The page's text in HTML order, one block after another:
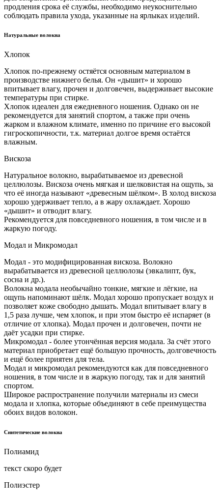
продления срока её службы, необходимо неукоснительно
соблюдать правила ухода, указанные на ярлыках изделий.
Натуральные волокна
Хлопок
Хлопок по-прежнему остяётся основным материалом в
производстве нижнего белья. Он «дышит» и хорошо
впитывает влагу, прочен и долговечен, выдерживает высокие
температуры при стирке.
Хлопок идеален для ежедневного ношения. Однако он не
рекомендуется для занятий спортом, а также при очень
жарком и влажном климате, именно по причине его высокой
гигроскопичности, т.к. материал долгое время остаётся
влажным.
Вискоза
Натуральное волокно, вырабатываемое из древесной
целлюлозы. Вискоза очень мягкая и шелковистая на ощупь, за
что её иногда называют «древесным шёлком». В холод вискоза
хорошо удерживает тепло, а в жару охлаждает. Хорошо
«дышит» и отводит влагу.
Рекомендуется для повседневного ношения, в том числе и в
жаркую погоду.
Модал и Микромодал
Модал - это модифицированная вискоза. Волокно
вырабатывается из древесной целлюлозы (эвкалипт, бук,
сосна и др.).
Волокна модала необычайно тонкие, мягкие и лёгкие, на
ощупь напоминают шёлк. Модал хорошо пропускает воздух и
позволяет коже свободно дышать. Модал впитывает влагу в
1,5 раза лучше, чем хлопок, и при этом быстро её испаряет (в
отличие от хлопка). Модал прочен и долговечен, почти не
даёт усадки при стирке.
Микромодал - более утончённая версия модала. За счёт этого
материал приобретает ещё большую прочность, долговечность
и ещё более приятен для тела.
Модал и микромодал рекомендуются как для повседневного
ношения, в том числе и в жаркую погоду, так и для занятий
спортом.
Широкое распространение получили материалы из смеси
модала и хлопка, которые объединяют в себе преимущества
обоих видов волокон.
Синтетические волокна
Полиамид
текст скоро будет
Полиэстер